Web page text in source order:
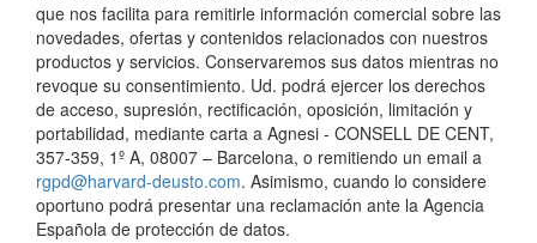
que nos facilita para remitirle información comercial sobre las
novedades, ofertas y contenidos relacionados con nuestros
productos y servicios. Conservaremos sus datos mientras no
revoque su consentimiento. Ud. podrá ejercer los derechos
de acceso, supresión, rectificación, oposición, limitación y
portabilidad, mediante carta a Agnesi - CONSELL DE CENT,
357-359, 1º A, 08007 – Barcelona, o remitiendo un email a
rgpd@harvard-deusto.com. Asimismo, cuando lo considere
oportuno podrá presentar una reclamación ante la Agencia
Española de protección de datos.